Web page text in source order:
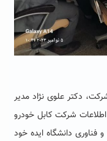
دکتر علوی نژاد مدیر
شرکت کابل خودرو
دانشگاه ایده خود